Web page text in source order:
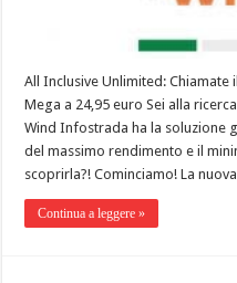
All Inclusive Unlimited:
Mega a 24,95 euro Sei alla
Wind Infostrada ha la soluzione
del massimo rendimento e il
scoprirla?! Cominciamo! La
Continua a leggere »